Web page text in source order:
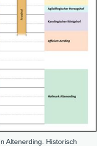
Altenerding. Historisch